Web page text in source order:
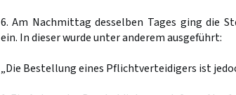
6. Am Nachmittag desselben Tages ging die
ein. In dieser wurde unter anderem ausgeführt:
„Die Bestellung eines Pflichtverteidigers ist